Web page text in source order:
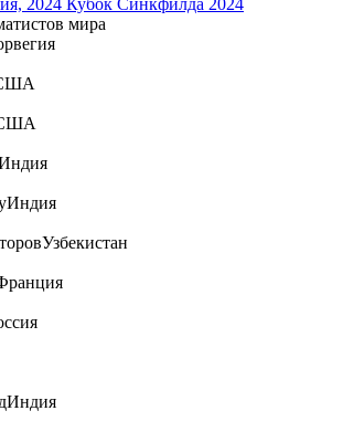
2024 Кубок Синкфилда 2024
мира
Индия
Узбекистан
Индия